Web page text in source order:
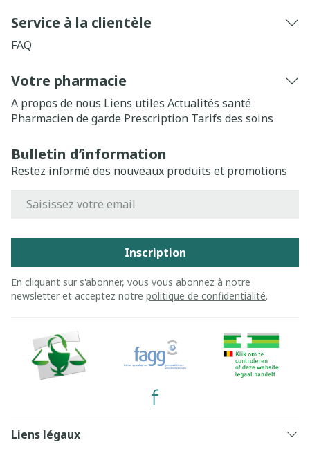
Service à la clientèle
FAQ
Votre pharmacie
A propos de nous Liens utiles Actualités santé
Pharmacien de garde Prescription Tarifs des soins
Bulletin d’information
Restez informé des nouveaux produits et promotions
Inscription
En cliquant sur s'abonner, vous vous abonnez à notre
newsletter et acceptez notre politique de confidentialité.
Liens légaux